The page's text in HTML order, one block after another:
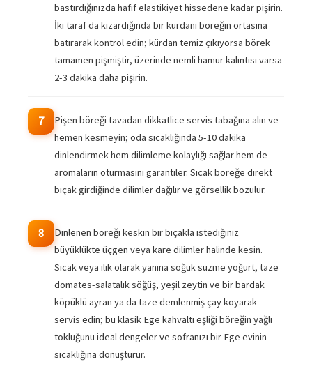
bastırdığınızda hafif elastikiyet hissedene kadar pişirin.
İki taraf da kızardığında bir kürdanı böreğin ortasına
batırarak kontrol edin; kürdan temiz çıkıyorsa börek
tamamen pişmiştir, üzerinde nemli hamur kalıntısı varsa
2-3 dakika daha pişirin.
7
Pişen böreği tavadan dikkatlice servis tabağına alın ve
hemen kesmeyin; oda sıcaklığında 5-10 dakika
dinlendirmek hem dilimleme kolaylığı sağlar hem de
aromaların oturmasını garantiler. Sıcak böreğe direkt
bıçak girdiğinde dilimler dağılır ve görsellik bozulur.
8
Dinlenen böreği keskin bir bıçakla istediğiniz
büyüklükte üçgen veya kare dilimler halinde kesin.
Sıcak veya ılık olarak yanına soğuk süzme yoğurt, taze
domates-salatalık söğüş, yeşil zeytin ve bir bardak
köpüklü ayran ya da taze demlenmiş çay koyarak
servis edin; bu klasik Ege kahvaltı eşliği böreğin yağlı
tokluğunu ideal dengeler ve sofranızı bir Ege evinin
sıcaklığına dönüştürür.